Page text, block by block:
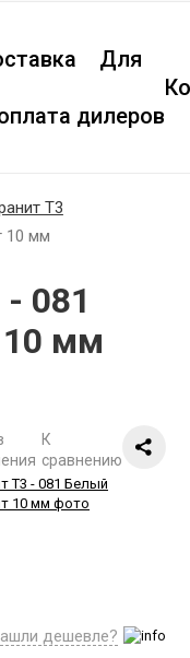
Для
дилеров
Т3
10 мм
081
10 мм
К
сравнению
дешевле?